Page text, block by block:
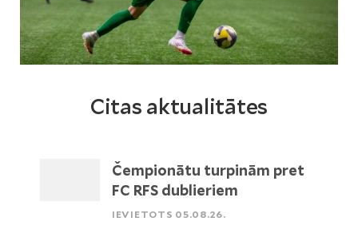
Citas aktualitātes
Čempionātu turpinām pret
FC RFS dublieriem
IEVIETOTS 05.08.26.